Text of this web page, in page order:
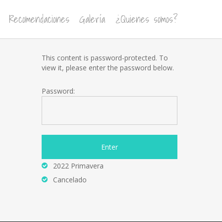
Recomendaciones Galería ¿Quienes somos?
This content is password-protected. To
view it, please enter the password below.
Password:
2022 Primavera
Cancelado